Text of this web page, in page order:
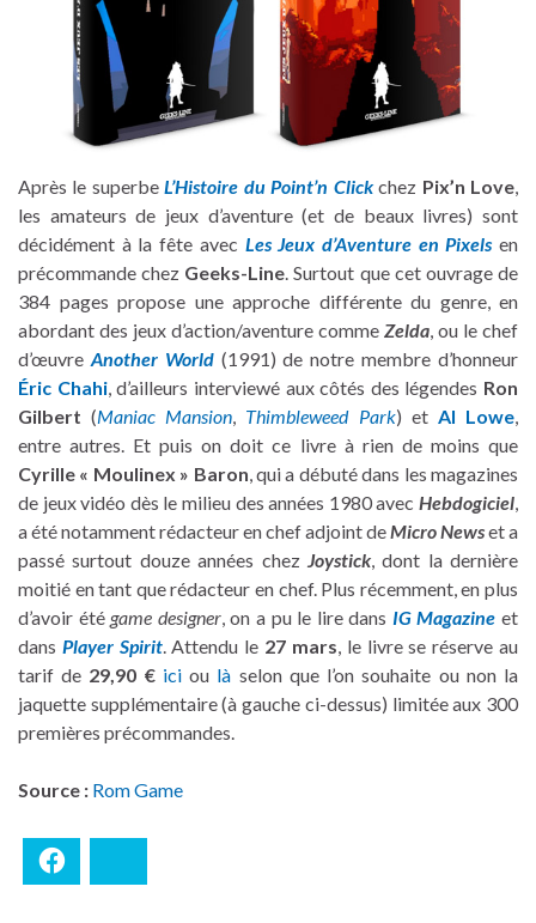
Après le superbeL’Histoire du Point’n Clickchez Pix’n Love,
les amateurs de jeux d’aventure (et de beaux livres) sont
décidément à la fête avec Les Jeux d’Aventure en Pixels en
précommande chez Geeks-Line. Surtout que cet ouvrage de
384 pages propose une approche différente du genre, en
abordant des jeux d’action/aventure comme Zelda, ou le chef
d’œuvre Another World(1991) de notre membre d’honneur
Éric Chahi, d’ailleurs interviewé aux côtés des légendes Ron
Gilbert (Maniac Mansion, Thimbleweed Park) et Al Lowe,
entre autres. Et puis on doit ce livre à rien de moins que
Cyrille « Moulinex » Baron, qui a débuté dans les magazines
de jeux vidéo dès le milieu des années 1980 avec Hebdogiciel,
a été notamment rédacteur en chef adjoint deMicro Newset a
passé surtout douze années chez Joystick, dont la dernière
moitié en tant que rédacteur en chef. Plus récemment, en plus
d’avoir été game designer, on a pu le lire dans IG Magazine et
dans Player Spirit. Attendu le 27 mars, le livre se réserve au
tarif de 29,90 € iciou là selon que l’on souhaite ou non la
jaquette supplémentaire (à gauche ci-dessus) limitée aux 300
premières précommandes.
Source : Rom Game